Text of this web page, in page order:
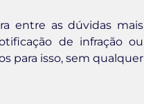
entre as dúvidas mais
de infração ou
para isso, sem qualquer